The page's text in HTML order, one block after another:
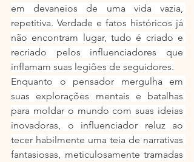
em devaneios de uma vida vazia,
repetitiva. Verdade e fatos históricos já
não encontram lugar, tudo é criado e
recriado pelos influenciadores que
inflamam suas legiões de seguidores.
Enquanto o pensador mergulha em
suas explorações mentais e batalhas
para moldar o mundo com suas ideias
inovadoras, o influenciador reluz ao
tecer habilmente uma teia de narrativas
fantasiosas, meticulosamente tramadas